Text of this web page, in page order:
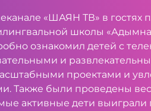
«ШАЯН ТВ» в гостях
школы
ознакомил детей с
и
проектами и
Также были проведены
активные дети выиграли